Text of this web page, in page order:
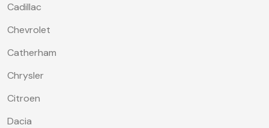
Cadillac
Chevrolet
Catherham
Chrysler
Citroen
Dacia